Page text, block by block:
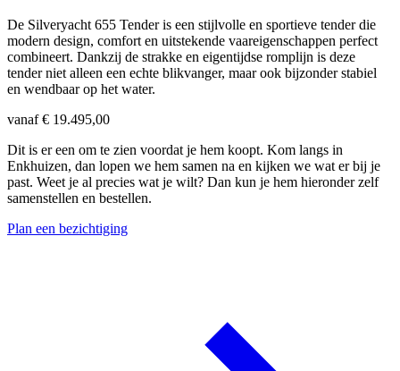
De Silveryacht 655 Tender is een stijlvolle en sportieve tender die
modern design, comfort en uitstekende vaareigenschappen perfect
combineert. Dankzij de strakke en eigentijdse romplijn is deze
tender niet alleen een echte blikvanger, maar ook bijzonder stabiel
en wendbaar op het water.
vanaf€ 19.495,00
Dit is er een om te zien voordat je hem koopt. Kom langs in
Enkhuizen, dan lopen we hem samen na en kijken we wat er bij je
past. Weet je al precies wat je wilt? Dan kun je hem hieronder zelf
samenstellen en bestellen.
Plan een bezichtiging